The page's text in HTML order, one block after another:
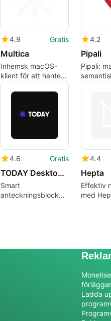
4.9 Gratis
Multica
Inhemsk macOS-
klient för att hantera
flera LLM-
leverantörer
4.2
Pipali
Pipali:
som
4.6 Gratis
TODAY Desktop App
Smart
anteckningsblock
4.4
Hepta
Effektiv
med
Ladda